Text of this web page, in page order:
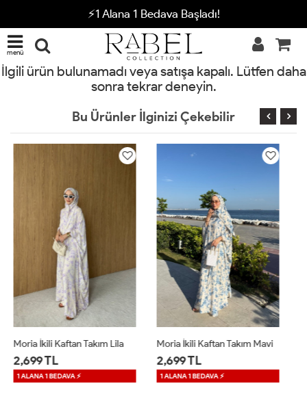
⚡1 Alana 1 Bedava Başladı!
menü
İlgili ürün bulunamadı veya satışa kapalı. Lütfen daha
sonra tekrar deneyin.
Bu Ürünler İlginizi Çekebilir
Moria İkili Kaftan Takım Mavi
2,699 TL
1 ALANA 1 BEDAVA ⚡
1,699 TL